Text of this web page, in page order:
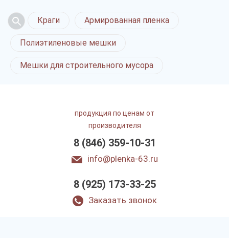
Краги Армированная пленка
Полиэтиленовые мешки
Мешки для строительного мусора
продукция по ценам от
производителя
8 (846) 359-10-31
info@plenka-63.ru
8 (925) 173-33-25
Заказать звонок